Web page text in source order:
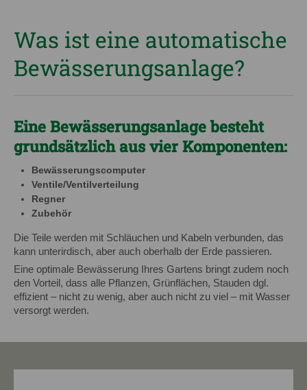
Was ist eine automatische
Bewässerungsanlage?
Eine Bewässerungsanlage besteht
grundsätzlich aus vier Komponenten:
Bewässerungscomputer
Ventile/Ventilverteilung
Regner
Zubehör
Die Teile werden mit Schläuchen und Kabeln verbunden, das
kann unterirdisch, aber auch oberhalb der Erde passieren.
Eine optimale Bewässerung Ihres Gartens bringt zudem noch
den Vorteil, dass alle Pflanzen, Grünflächen, Stauden dgl.
effizient – nicht zu wenig, aber auch nicht zu viel – mit Wasser
versorgt werden.